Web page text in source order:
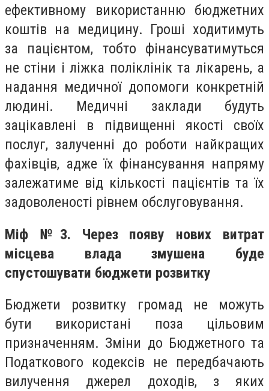
ефективному використанню бюджетних
коштів на медицину. Гроші ходитимуть
за пацієнтом, тобто фінансуватимуться
не стіни і ліжка поліклінік та лікарень, а
надання медичної допомоги конкретній
людині. Медичні заклади будуть
зацікавлені в підвищенні якості своїх
послуг, залученні до роботи найкращих
фахівців, адже їх фінансування напряму
залежатиме від кількості пацієнтів та їх
задоволеності рівнем обслуговування.
Міф №3. Через появу нових витрат
місцева влада змушена буде
спустошувати бюджети розвитку
Бюджети розвитку громад не можуть
бути використані поза цільовим
призначенням. Зміни до Бюджетного та
Податкового кодексів не передбачають
вилучення джерел доходів, з яких